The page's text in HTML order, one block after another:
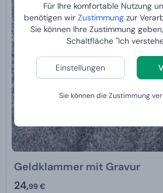
Für Ihre komfortable Nutzung
benötigen wir Zustimmung zur
Sie können Ihre Zustimmung
Schaltfläche "Ich
Einstellungen
Sie können die Zustimmung
Geldklammer mit Gravur
24,99 €